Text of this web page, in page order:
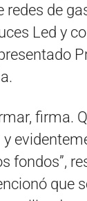
redes de
Led y
firma.
fondos”,
que